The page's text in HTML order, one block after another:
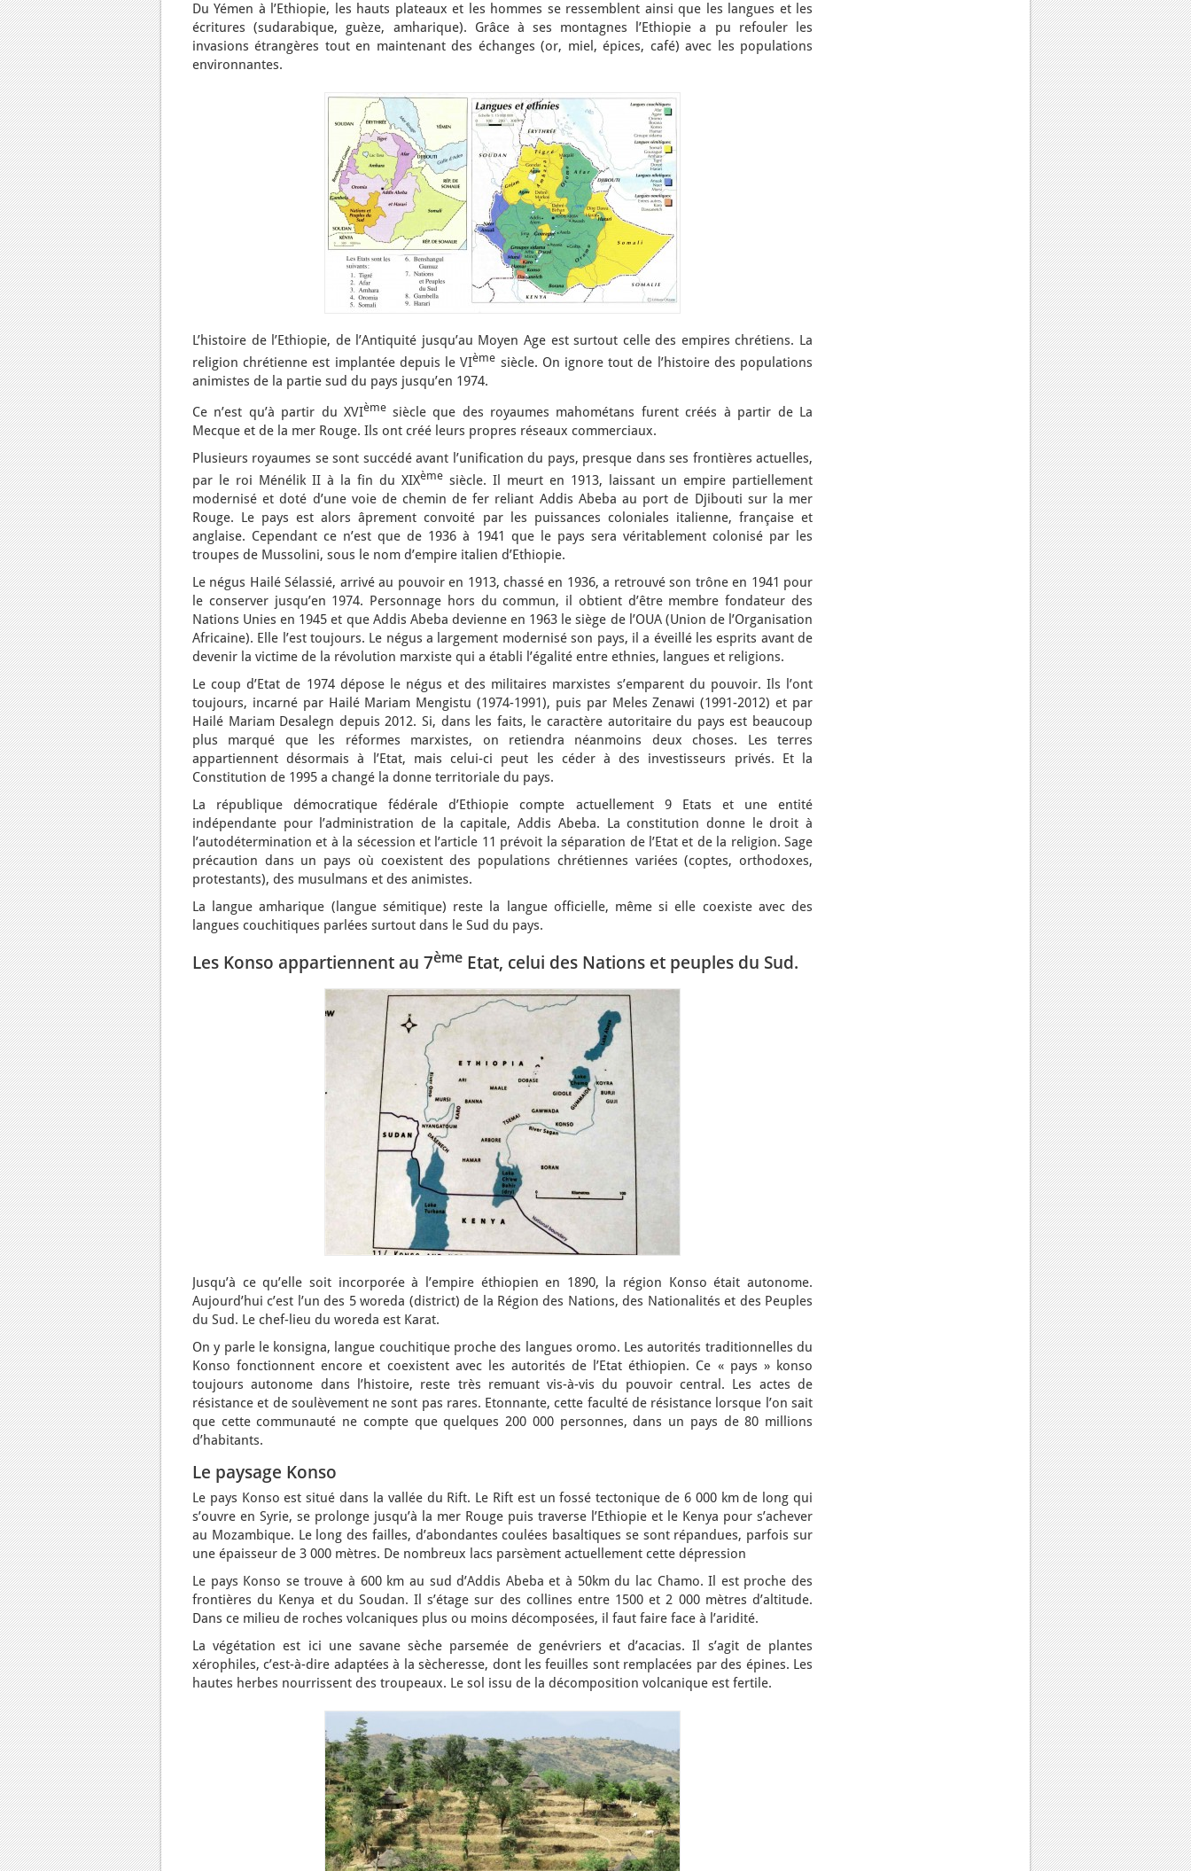
Du Yémen à l’Ethiopie, les hauts plateaux et les hommes se ressemblent ainsi que les langues et les
écritures (sudarabique, guèze, amharique). Grâce à ses montagnes l’Ethiopie a pu refouler les
invasions étrangères tout en maintenant des échanges (or, miel, épices, café) avec les populations
environnantes.
L’histoire de l’Ethiopie, de l’Antiquité jusqu’au Moyen Age est surtout celle des empires chrétiens. La
religion chrétienne est implantée depuis le VIème siècle. On ignore tout de l’histoire des populations
animistes de la partie sud du pays jusqu’en 1974.
Ce n’est qu’à partir du XVIème siècle que des royaumes mahométans furent créés à partir de La
Mecque et de la mer Rouge. Ils ont créé leurs propres réseaux commerciaux.
Plusieurs royaumes se sont succédé avant l’unification du pays, presque dans ses frontières actuelles,
par le roi Ménélik II à la fin du XIXème siècle. Il meurt en 1913, laissant un empire partiellement
modernisé et doté d’une voie de chemin de fer reliant Addis Abeba au port de Djibouti sur la mer
Rouge. Le pays est alors âprement convoité par les puissances coloniales italienne, française et
anglaise. Cependant ce n’est que de 1936 à 1941 que le pays sera véritablement colonisé par les
troupes de Mussolini, sous le nom d’empire italien d’Ethiopie.
Le négus Hailé Sélassié, arrivé au pouvoir en 1913, chassé en 1936, a retrouvé son trône en 1941 pour
le conserver jusqu’en 1974. Personnage hors du commun, il obtient d’être membre fondateur des
Nations Unies en 1945 et que Addis Abeba devienne en 1963 le siège de l’OUA (Union de l’Organisation
Africaine). Elle l’est toujours. Le négus a largement modernisé son pays, il a éveillé les esprits avant de
devenir la victime de la révolution marxiste qui a établi l’égalité entre ethnies, langues et religions.
Le coup d’Etat de 1974 dépose le négus et des militaires marxistes s’emparent du pouvoir. Ils l’ont
toujours, incarné par Hailé Mariam Mengistu (1974-1991), puis par Meles Zenawi (1991-2012) et par
Hailé Mariam Desalegn depuis 2012. Si, dans les faits, le caractère autoritaire du pays est beaucoup
plus marqué que les réformes marxistes, on retiendra néanmoins deux choses. Les terres
appartiennent désormais à l’Etat, mais celui-ci peut les céder à des investisseurs privés. Et la
Constitution de 1995 a changé la donne territoriale du pays.
La république démocratique fédérale d’Ethiopie compte actuellement 9 Etats et une entité
indépendante pour l’administration de la capitale, Addis Abeba. La constitution donne le droit à
l’autodétermination et à la sécession et l’article 11 prévoit la séparation de l’Etat et de la religion. Sage
précaution dans un pays où coexistent des populations chrétiennes variées (coptes, orthodoxes,
protestants), des musulmans et des animistes.
La langue amharique (langue sémitique) reste la langue officielle, même si elle coexiste avec des
langues couchitiques parlées surtout dans le Sud du pays.
Les Konso appartiennent au 7ème Etat, celui des Nations et peuples du Sud.
Jusqu’à ce qu’elle soit incorporée à l’empire éthiopien en 1890, la région Konso était autonome.
Aujourd’hui c’est l’un des 5 woreda (district) de la Région des Nations, des Nationalités et des Peuples
du Sud. Le chef-lieu du woreda est Karat.
On y parle le konsigna, langue couchitique proche des langues oromo. Les autorités traditionnelles du
Konso fonctionnent encore et coexistent avec les autorités de l’Etat éthiopien. Ce « pays » konso
toujours autonome dans l’histoire, reste très remuant vis-à-vis du pouvoir central. Les actes de
résistance et de soulèvement ne sont pas rares. Etonnante, cette faculté de résistance lorsque l’on sait
que cette communauté ne compte que quelques 200 000 personnes, dans un pays de 80 millions
d’habitants.
Le paysage Konso
Le pays Konso est situé dans la vallée du Rift. Le Rift est un fossé tectonique de 6 000 km de long qui
s’ouvre en Syrie, se prolonge jusqu’à la mer Rouge puis traverse l’Ethiopie et le Kenya pour s’achever
au Mozambique. Le long des failles, d’abondantes coulées basaltiques se sont répandues, parfois sur
une épaisseur de 3 000 mètres. De nombreux lacs parsèment actuellement cette dépression
Le pays Konso se trouve à 600 km au sud d’Addis Abeba et à 50km du lac Chamo. Il est proche des
frontières du Kenya et du Soudan. Il s’étage sur des collines entre 1500 et 2 000 mètres d’altitude.
Dans ce milieu de roches volcaniques plus ou moins décomposées, il faut faire face à l’aridité.
La végétation est ici une savane sèche parsemée de genévriers et d’acacias. Il s’agit de plantes
xérophiles, c’est-à-dire adaptées à la sècheresse, dont les feuilles sont remplacées par des épines. Les
hautes herbes nourrissent des troupeaux. Le sol issu de la décomposition volcanique est fertile.